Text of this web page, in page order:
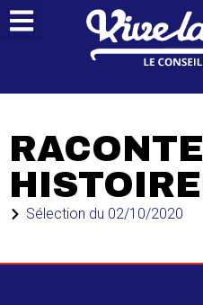
Sélection du 02/10/2020